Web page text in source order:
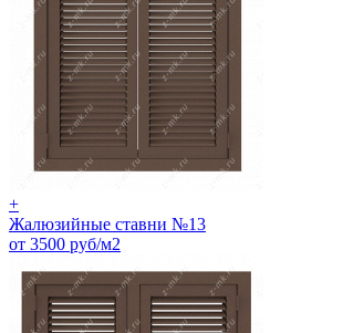
+
Жалюзийные ставни №13
от 3500 руб/м2